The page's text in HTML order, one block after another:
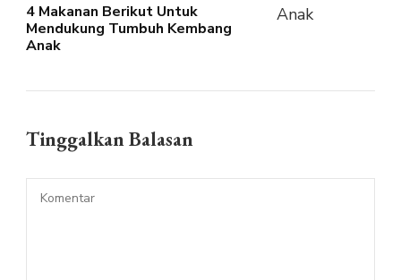
4 Makanan Berikut Untuk
Mendukung Tumbuh Kembang
Anak
Tinggalkan Balasan